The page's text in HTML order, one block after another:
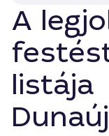
A
listája